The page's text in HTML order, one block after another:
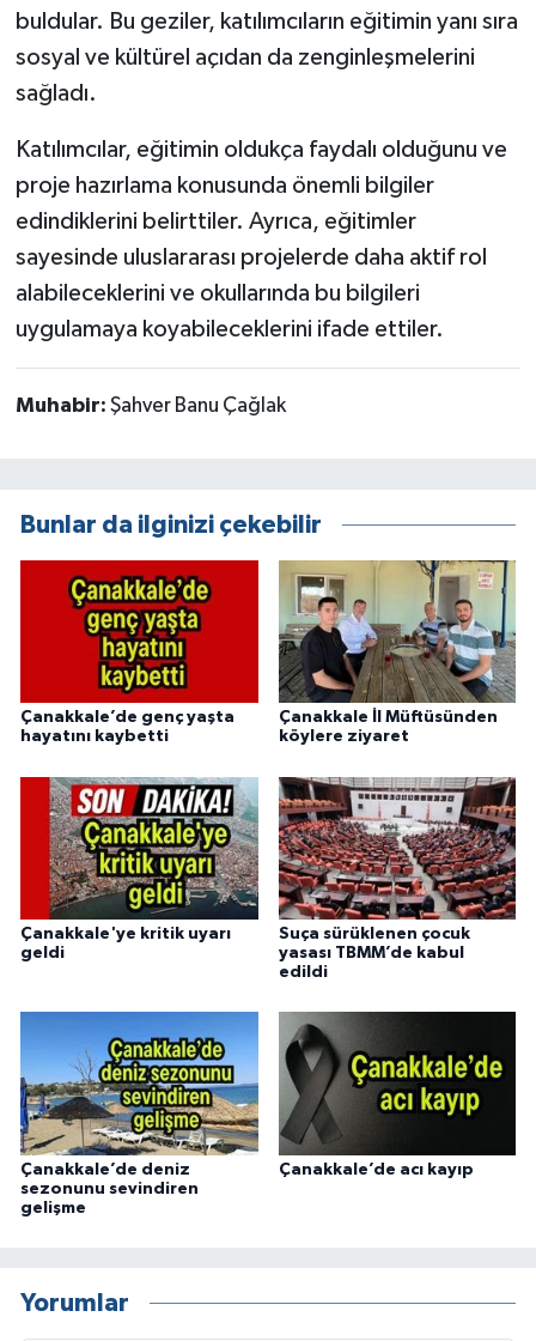
buldular. Bu geziler, katılımcıların eğitimin yanı sıra
sosyal ve kültürel açıdan da zenginleşmelerini
sağladı.
Katılımcılar, eğitimin oldukça faydalı olduğunu ve
proje hazırlama konusunda önemli bilgiler
edindiklerini belirttiler. Ayrıca, eğitimler
sayesinde uluslararası projelerde daha aktif rol
alabileceklerini ve okullarında bu bilgileri
uygulamaya koyabileceklerini ifade ettiler.
Muhabir: Şahver Banu Çağlak
Bunlar da ilginizi çekebilir
Çanakkale’de genç yaşta
hayatını kaybetti
Çanakkale İl Müftüsünden
köylere ziyaret
Çanakkale'ye kritik uyarı
geldi
Suça sürüklenen çocuk
yasası TBMM’de kabul
edildi
Çanakkale’de deniz
sezonunu sevindiren
gelişme
Çanakkale’de acı kayıp
Yorumlar